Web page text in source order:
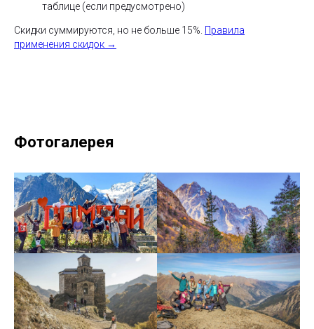
таблице (если предусмотрено)
Скидки суммируются, но не больше 15%. Правила
применения скидок →
Фотогалерея